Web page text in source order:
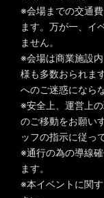
※会場までの交通
ます。万が一、イ
ません。
※会場は商業施設
様も多数おられま
へのご迷惑になら
※安全上、運営上
のご移動をお願い
ッフの指示に従っ
※通行の為の導線
ます。
※本イベントに関